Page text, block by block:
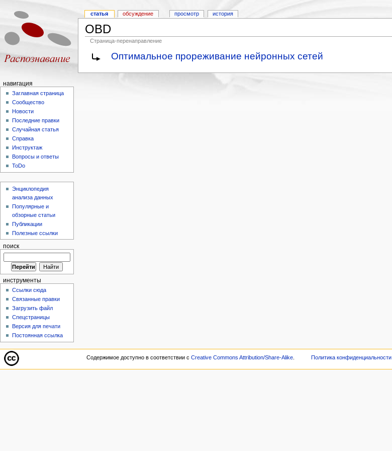
OBD
Страница-перенаправление
Оптимальное прореживание нейронных сетей
статья обсуждение просмотр история
навигация
Заглавная страница
Сообщество
Новости
Последние правки
Случайная статья
Справка
Инструктаж
Вопросы и ответы
ToDo
Энциклопедия
анализа данных
Популярные и
обзорные статьи
Публикации
Полезные ссылки
поиск
инструменты
Ссылки сюда
Связанные правки
Загрузить файл
Спецстраницы
Версия для печати
Постоянная ссылка
Содержимое доступно в соответствии с Creative Commons Attribution/Share-Alike. Политика конфиденциальности